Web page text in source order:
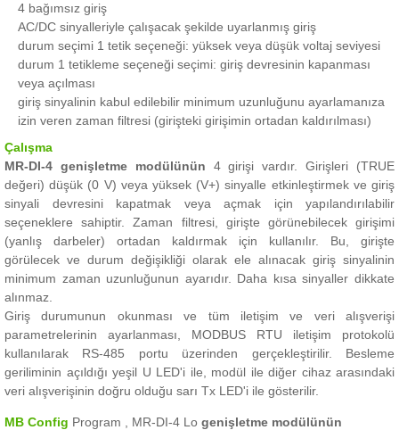
4 bağımsız giriş
AC/DC sinyalleriyle çalışacak şekilde uyarlanmış giriş
durum seçimi 1 tetik seçeneği: yüksek veya düşük voltaj seviyesi
durum 1 tetikleme seçeneği seçimi: giriş devresinin kapanması
veya açılması
giriş sinyalinin kabul edilebilir minimum uzunluğunu ayarlamanıza
izin veren zaman filtresi (girişteki girişimin ortadan kaldırılması)
Çalışma
MR-DI-4 genişletme modülünün 4 girişi vardır.Girişleri (TRUE
değeri) düşük (0 V) veya yüksek (V+) sinyalle etkinleştirmek ve giriş
sinyali devresini kapatmak veya açmak için yapılandırılabilir
seçeneklere sahiptir.Zaman filtresi, girişte görünebilecek girişimi
(yanlış darbeler) ortadan kaldırmak için kullanılır. Bu, girişte
görülecek ve durum değişikliği olarak ele alınacak giriş sinyalinin
minimum zaman uzunluğunun ayarıdır. Daha kısa sinyaller dikkate
alınmaz.
Giriş durumunun okunması ve tüm iletişim ve veri alışverişi
parametrelerinin ayarlanması, MODBUS RTU iletişim protokolü
kullanılarak RS-485 portu üzerinden gerçekleştirilir. Besleme
geriliminin açıldığı yeşil U LED'i ile, modül ile diğer cihaz arasındaki
veri alışverişinin doğru olduğu sarı Tx LED'i ile gösterilir.
MB Config Program , MR-DI-4 Lo genişletme modülünün